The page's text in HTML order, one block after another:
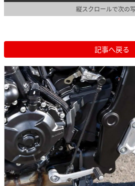
縦スクロールで次の
記事へ戻る